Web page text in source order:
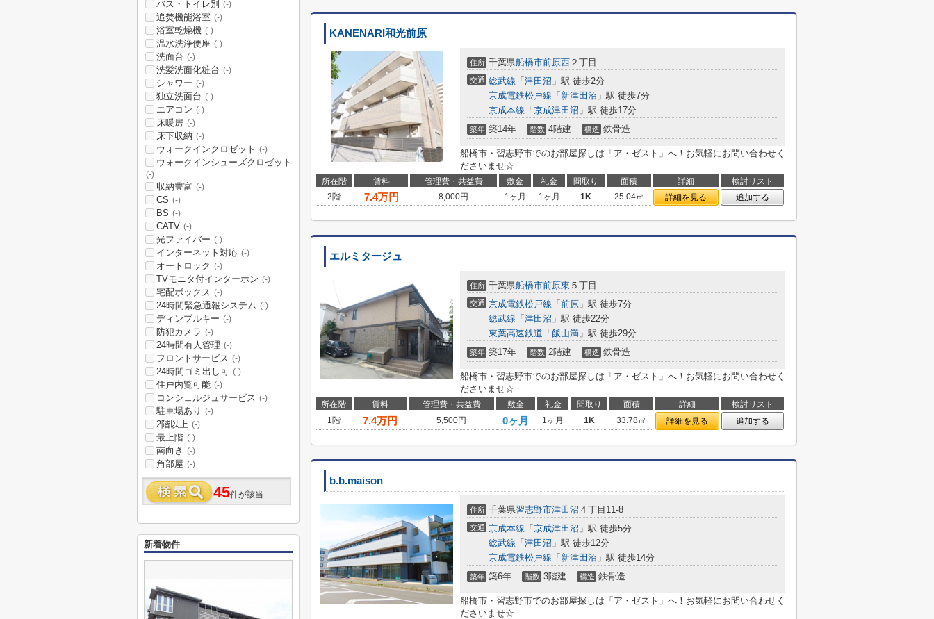
KANENARI和光前原
住所 千葉県船橋市前原西 ２丁目
交通 総武線 「 津田沼 」駅 徒歩2分
京成電鉄松戸線 「 新津田沼 」駅 徒歩7分
京成本線 「 京成津田沼 」駅 徒歩17分
築年 築14年 階数 4階建 構造 鉄骨造
船橋市・習志野市でのお部屋探しは「ア・ゼスト」へ！お気軽にお問い合わせく
ださいませ☆
所在階 賃料 管理費・共益費 敷金 礼金 間取り 面積 詳細
検討リスト
2階
7.4万円 8,000円 1ヶ月 1ヶ月 1K 25.04㎡ 詳細を見る 追加する
エルミタージュ
住所 千葉県船橋市前原東 ５丁目
交通 京成電鉄松戸線 「 前原 」駅 徒歩7分
総武線 「 津田沼 」駅 徒歩22分
東葉高速鉄道 「 飯山満 」駅 徒歩29分
築年 築17年 階数 2階建 構造 鉄骨造
船橋市・習志野市でのお部屋探しは「ア・ゼスト」へ！お気軽にお問い合わせく
ださいませ☆
所在階 賃料 管理費・共益費 敷金 礼金 間取り 面積 詳細
検討リスト
1階
7.4万円 5,500円 0ヶ月 1ヶ月 1K 33.78㎡ 詳細を見る 追加する
b.b.maison
住所 千葉県習志野市津田沼 ４丁目11-8
交通 京成本線 「 京成津田沼 」駅 徒歩5分
総武線 「 津田沼 」駅 徒歩12分
京成電鉄松戸線 「 新津田沼 」駅 徒歩14分
築年 築6年 階数 3階建 構造 鉄骨造
船橋市・習志野市でのお部屋探しは「ア・ゼスト」へ！お気軽にお問い合わせく
ださいませ☆
バス・トイレ別 (-)
追焚機能浴室 (-)
浴室乾燥機 (-)
温水洗浄便座 (-)
洗面台 (-)
洗髪洗面化粧台 (-)
シャワー (-)
独立洗面台 (-)
エアコン (-)
床暖房 (-)
床下収納 (-)
ウォークインクロゼット (-)
ウォークインシューズクロゼット
(-)
収納豊富 (-)
CS (-)
BS (-)
CATV (-)
光ファイバー (-)
インターネット対応 (-)
オートロック (-)
TVモニタ付インターホン (-)
宅配ボックス (-)
24時間緊急通報システム (-)
ディンプルキー (-)
防犯カメラ (-)
24時間有人管理 (-)
フロントサービス (-)
24時間ゴミ出し可 (-)
住戸内覧可能 (-)
コンシェルジュサービス (-)
駐車場あり (-)
2階以上 (-)
最上階 (-)
南向き (-)
角部屋 (-)
45件が該当
新着物件